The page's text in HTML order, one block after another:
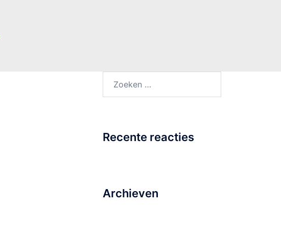
Recente reacties
Archieven